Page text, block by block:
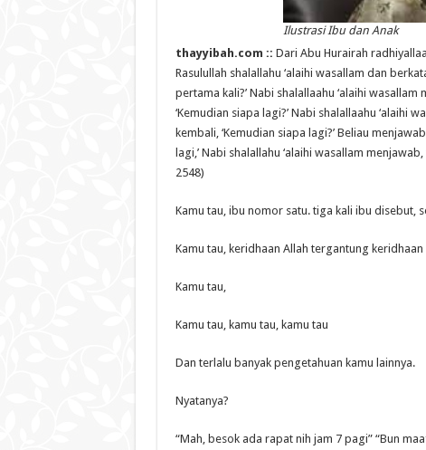
Ilustrasi Ibu dan Anak
thayyibah.com :: Dari Abu Hurairah
Rasulullah shalallahu ‘alaihi wasallam dan
pertama kali?’ Nabi shalallaahu ‘alaihi
‘Kemudian siapa lagi?’ Nabi shalallaahu ‘alaihi
kembali, ‘Kemudian siapa lagi?’ Beliau
lagi,’ Nabi shalallahu ‘alaihi wasallam
2548)
Kamu tau, ibu nomor satu. tiga kali ibu disebut,
Kamu tau, keridhaan Allah tergantung
Kamu tau,
Kamu tau, kamu tau, kamu tau
Dan terlalu banyak pengetahuan kamu lainnya.
Nyatanya?
“Mah, besok ada rapat nih jam 7 pagi” “Bun